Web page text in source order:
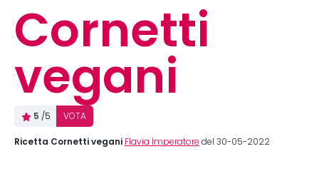
Cornetti
vegani
5 /5 VOTA
Ricetta Cornetti vegani Flavia Imperatore del 30-05-2022